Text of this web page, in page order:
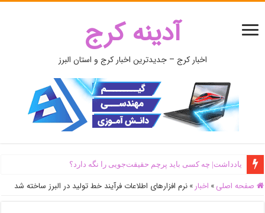
آدینه کرج
اخبار کرج – جدیدترین اخبار کرج و استان البرز
یادداشت| ‌چه کسی باید پرچم حقیقت‌جویی را نگه دارد؟
صفحه اصلی » اخبار » نرم افزارهای اطلاعات فرآیند خط تولید در البرز ساخته شد